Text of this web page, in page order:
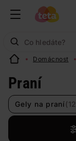
Domácnost
Praní
Gely na praní